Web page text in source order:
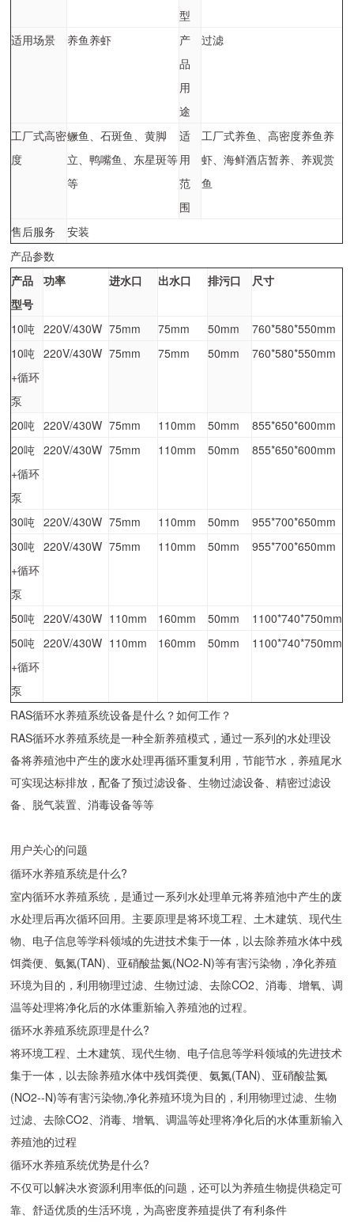
型
适用场景 养鱼养虾
产
品
用
途
过滤
工厂式高密
度
鳜鱼、石斑鱼、黄脚
立、鸭嘴鱼、东星斑等
等
适
用
范
围
工厂式养鱼、高密度养鱼养
虾、海鲜酒店暂养、养观赏
鱼
售后服务
安装
产品参数
产品
型号
功率 进水口 出水口 排污口 尺寸
10吨 220V/430W 75mm 75mm 50mm
760*580*550mm
10吨
+循环
泵
220V/430W 75mm 75mm 50mm 760*580*550mm
20吨 220V/430W 75mm 110mm 50mm
855*650*600mm
20吨
+循环
泵
220V/430W 75mm 110mm 50mm 855*650*600mm
30吨 220V/430W 75mm 110mm 50mm
955*700*650mm
30吨
+循环
泵
220V/430W 75mm 110mm 50mm 955*700*650mm
50吨 220V/430W 110mm 160mm 50mm
1100*740*750mm
50吨
+循环
泵
220V/430W 110mm 160mm 50mm 1100*740*750mm
RAS循环水养殖系统设备是什么？如何工作？
RAS循环水养殖系统是一种全新养殖模式，通过一系列的水处理设
备将养殖池中产生的废水处理再循环重复利用，节能节水，养殖尾水
可实现达标排放，配备了预过滤设备、生物过滤设备、精密过滤设
备、脱气装置、消毒设备等等
用户关心的问题
循环水养殖系统是什么?
室内循环水养殖系统，是通过一系列水处理单元将养殖池中产生的废
水处理后再次循环回用。主要原理是将环境工程、土木建筑、现代生
物、电子信息等学科领域的先进技术集于一体，以去除养殖水体中残
饵粪便、氨氮(TAN)、亚硝酸盐氮(NO2-N)等有害污染物，净化养殖
环境为目的，利用物理过滤、生物过滤、去除CO2、消毒、增氧、调
温等处理将净化后的水体重新输入养殖池的过程。
循环水养殖系统原理是什么?
将环境工程、土木建筑、现代生物、电子信息等学科领域的先进技术
集于一体，以去除养殖水体中残饵粪便、氨氮(TAN)、亚硝酸盐氮
(NO2--N)等有害污染物,净化养殖环境为目的，利用物理过滤、生物
过滤、去除CO2、消毒、增氧、调温等处理将净化后的水体重新输入
养殖池的过程
循环水养殖系统优势是什么?
不仅可以解决水资源利用率低的问题，还可以为养殖生物提供稳定可
靠、舒适优质的生活环境，为高密度养殖提供了有利条件